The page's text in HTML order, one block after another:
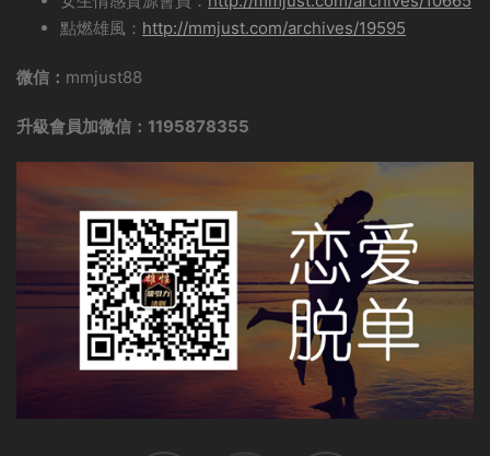
點燃雄風： http://mmjust.com/archives/19595
微信： mmjust88
升級會員加微信：1195878355